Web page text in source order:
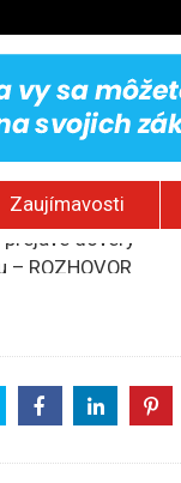
Zaujímavosti
dôvery
ROZHOVOR